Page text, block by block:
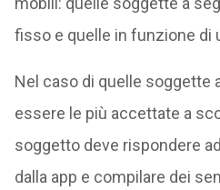
fisso e quelle in funzione di
Nel caso di quelle soggette
essere le più accettate a
soggetto deve rispondere
dalla app e compilare dei